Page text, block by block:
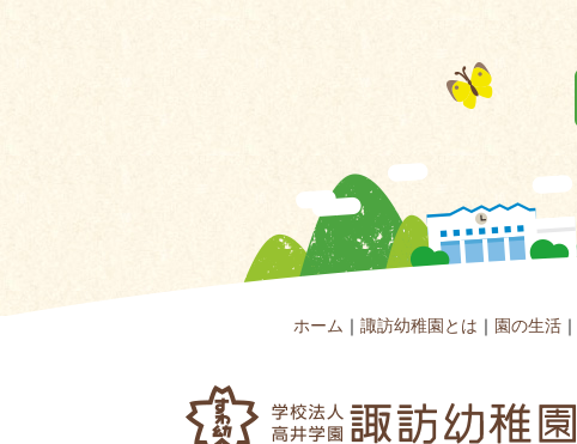
ホーム ｜ 諏訪幼稚園とは ｜ 園の生活 ｜